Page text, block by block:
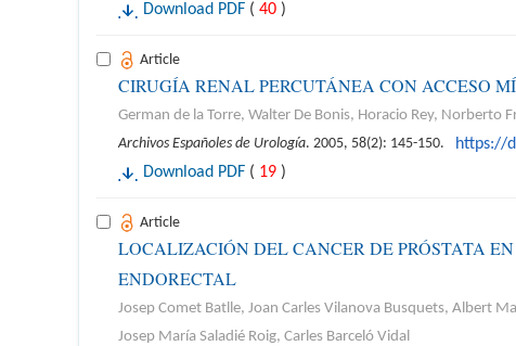
Download PDF ( 40 )
Article
CIRUGÍA RENAL PERCUTÁNEA CON ACCESO
German de la Torre, Walter De Bonis, Horacio Rey, Norberto
Archivos Españoles de Urología. 2005, 58(2): 145-150.
https://
Download PDF ( 19 )
Article
LOCALIZACIÓN DEL CANCER DE PRÓSTATA
ENDORECTAL
Josep Comet Batlle, Joan Carles Vilanova Busquets, Albert
Josep María Saladié Roig, Carles Barceló Vidal